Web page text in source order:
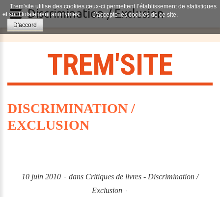
TREM'SITE
DISCRIMINATION /
EXCLUSION
10 juin 2010 dans Critiques de livres - Discrimination /
Exclusion
Trem'site utilise des cookies ceux-ci permettent l’établissement de statistiques
et sont totalement anonymes.
J'accepte les cookies de ce site.
D'accord
Discrimination / Exclusion